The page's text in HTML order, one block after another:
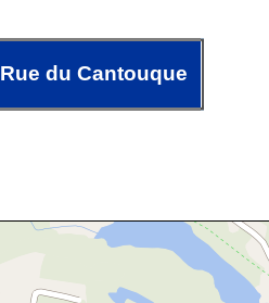
Rue du Cantouque